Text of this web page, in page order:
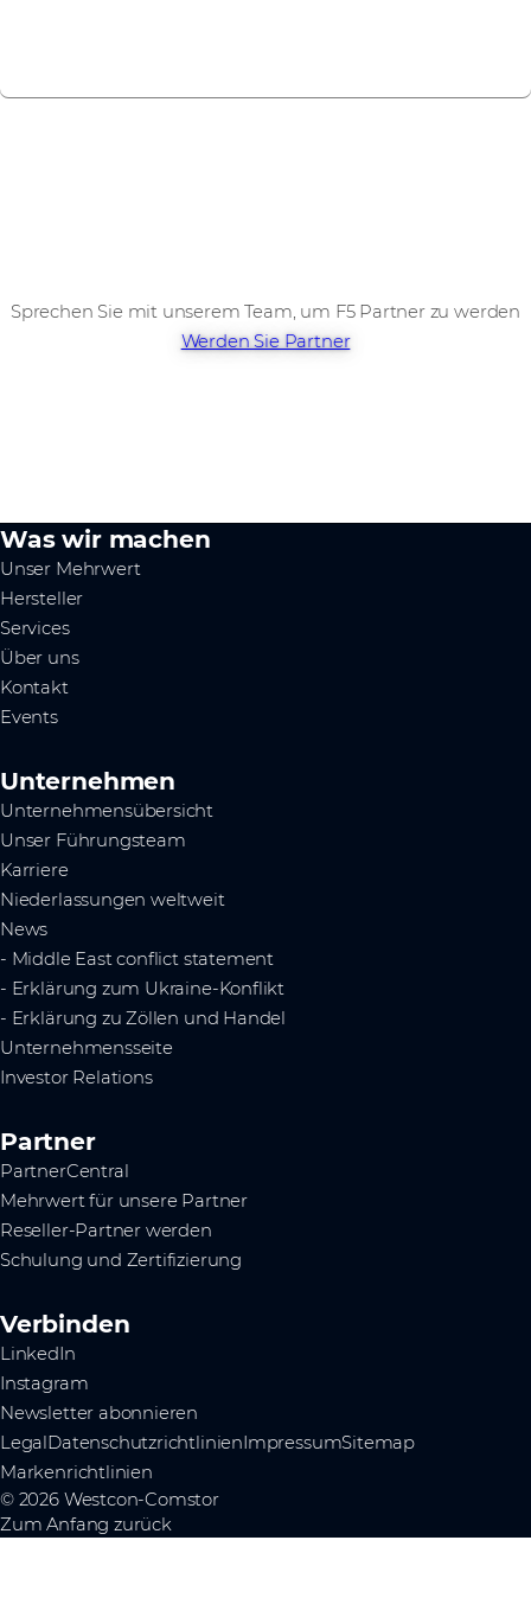
Sprechen Sie mit unserem Team, um F5 Partner zu werden
Werden Sie Partner
Was wir machen
Unser Mehrwert
Hersteller
Services
Über uns
Kontakt
Events
Unternehmen
Unternehmensübersicht
Unser Führungsteam
Karriere
Niederlassungen weltweit
News
- Middle East conflict statement
- Erklärung zum Ukraine-Konflikt
- Erklärung zu Zöllen und Handel
Unternehmensseite
Investor Relations
Partner
PartnerCentral
Mehrwert für unsere Partner
Reseller-Partner werden
Schulung und Zertifizierung
Verbinden
LinkedIn
Instagram
Newsletter abonnieren
LegalDatenschutzrichtlinienImpressumSitemap
Markenrichtlinien
© 2026 Westcon-Comstor
Zum Anfang zurück